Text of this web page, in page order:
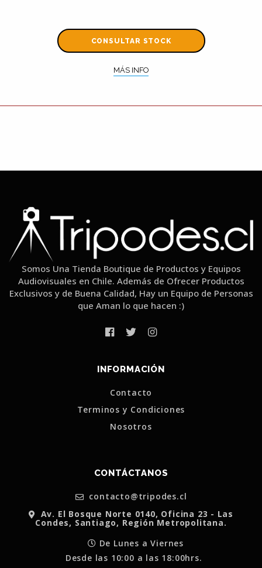
CONSULTAR STOCK
MÁS INFO
Somos Una Tienda Boutique de Productos y Equipos
Audiovisuales en Chile. Además de Ofrecer Productos
Exclusivos y de Buena Calidad, Hay un Equipo de Personas
que Aman lo que hacen :)
INFORMACIÓN
Contacto
Terminos y Condiciones
Nosotros
CONTÁCTANOS
contacto@tripodes.cl
Av. El Bosque Norte 0140, Oficina 23 - Las
Condes, Santiago, Región Metropolitana.
De Lunes a Viernes
Desde las 10:00 a las 18:00hrs.